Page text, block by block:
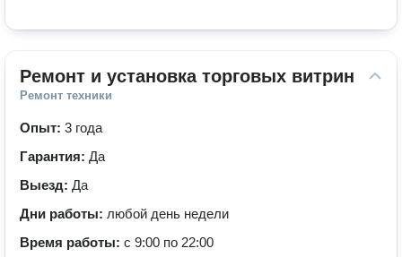
Ремонт и установка торговых витрин
Ремонт техники
Опыт: 3 года
Гарантия: Да
Выезд: Да
Дни работы: любой день недели
Время работы: с 9:00 по 22:00